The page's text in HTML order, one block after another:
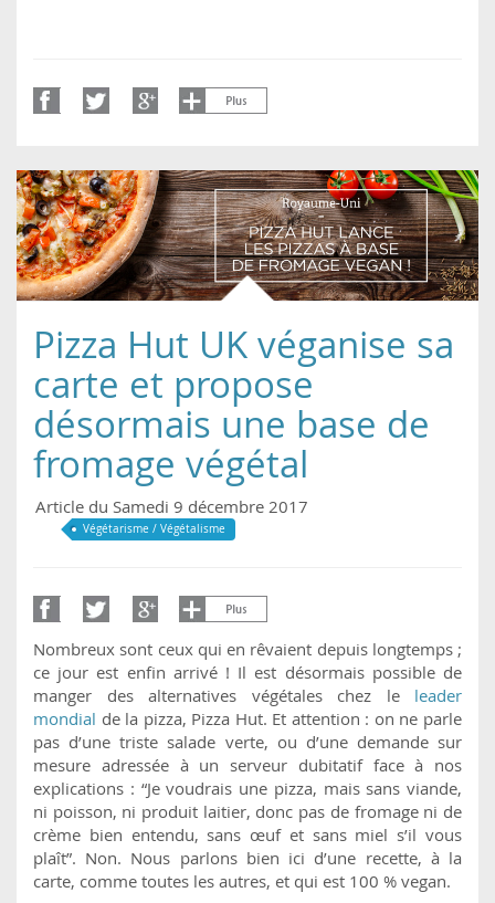
Pizza Hut UK véganise sa
carte et propose
désormais une base de
fromage végétal
Article du Samedi 9 décembre 2017
Végétarisme / Végétalisme
Nombreux sont ceux qui en rêvaient depuis longtemps ;
ce jour est enfin arrivé ! Il est désormais possible de
manger des alternatives végétales chez le leader
mondial de la pizza, Pizza Hut. Et attention : on ne parle
pas d’une triste salade verte, ou d’une demande sur
mesure adressée à un serveur dubitatif face à nos
explications : “Je voudrais une pizza, mais sans viande,
ni poisson, ni produit laitier, donc pas de fromage ni de
crème bien entendu, sans œuf et sans miel s’il vous
plaît”. Non. Nous parlons bien ici d’une recette, à la
carte, comme toutes les autres, et qui est 100 % vegan.